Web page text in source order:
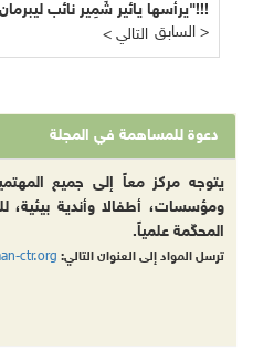
يرأسها يائير شَمِير نائب ليبرمان رئيس "إسرائيل بيتنا"!!!
< التالي
السابق >
دعوة للمساهمة في المجلة
يتوجه مركز معاً إلى جميع
ومؤسسات، أطفالا وأندية بيئية،
المحكّمة علمياً.
ترسل المواد إلى العنوان التالي: ctr.org